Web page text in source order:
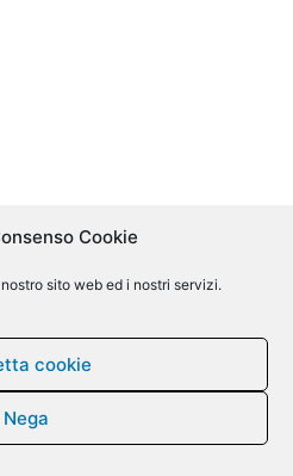
Cookie
sito web ed i nostri servizi.
cookie
Nega